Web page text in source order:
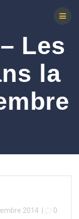
Les
la
2014 0